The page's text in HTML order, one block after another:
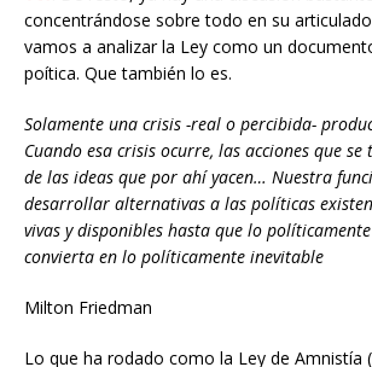
concentrándose sobre todo en su
vamos a analizar la Ley como un
poítica. Que también lo es.
Solamente una crisis -real o percibida-
Cuando esa crisis ocurre, las acciones que
de las ideas que por ahí yacen… Nuestra
desarrollar alternativas a las políticas
vivas y disponibles hasta que lo
convierta en lo políticamente inevitable
Milton Friedman
Lo que ha rodado como la Ley de Amnistía